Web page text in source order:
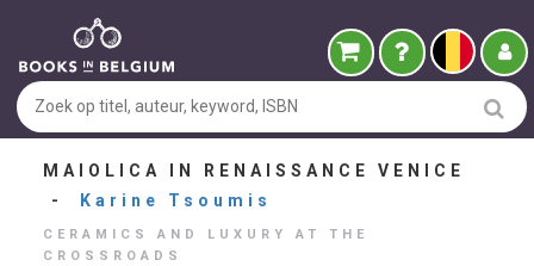
MAIOLICA IN RENAISSANCE VENICE
-
Karine Tsoumis
CERAMICS AND LUXURY AT THE
CROSSROADS